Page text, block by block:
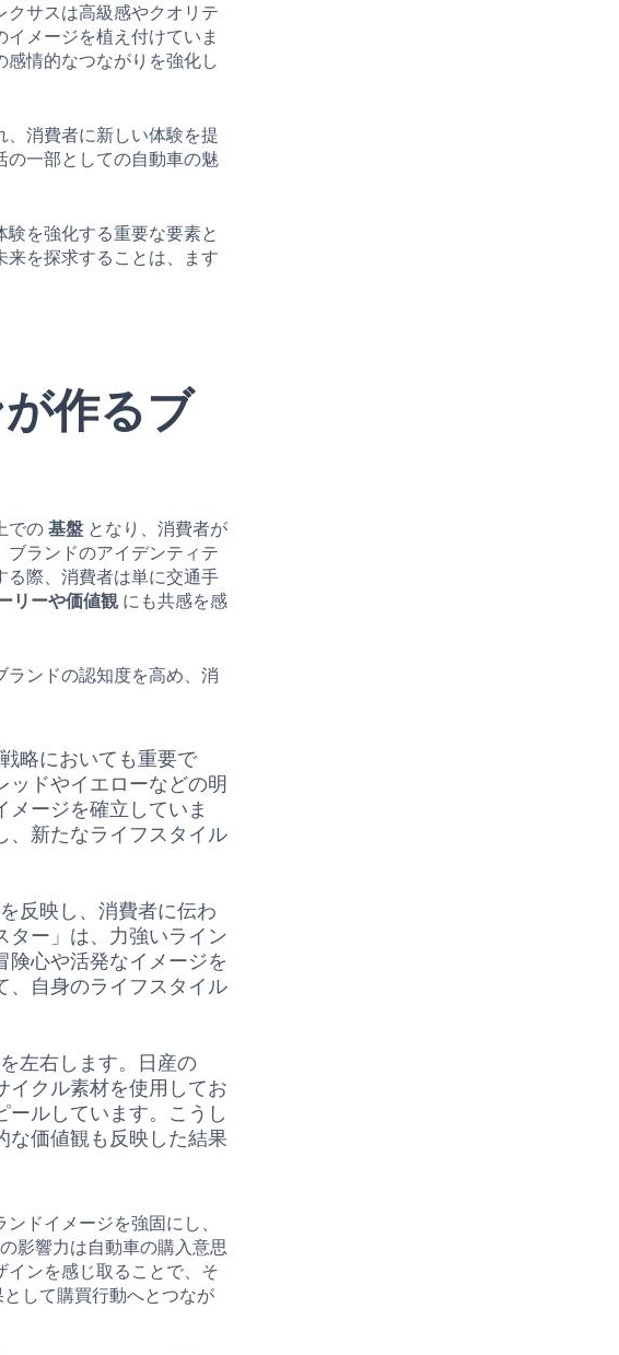
サスは高級感やクオリテ
メージを植え付けていま
情的なつながりを強化し
、消費者に新しい体験を提
の一部としての自動車の魅
を強化する重要な要素と
来を探求することは、ます
作るブ
での基盤 となり、消費者が
ブランドのアイデンティテ
る際、消費者は単に交通手
リーや価値観にも共感を感
ランドの認知度を高め、消
略においても重要で
ッドやイエローなどの明
メージを確立していま
、新たなライフスタイル
反映し、消費者に伝わ
ター」は、力強いライン
険心や活発なイメージを
、自身のライフスタイル
左右します。日産の
イクル素材を使用してお
ールしています。こうし
な価値観も反映した結果
ドイメージを強固にし、
影響力は自動車の購入意思
ンを感じ取ることで、そ
して購買行動へとつなが